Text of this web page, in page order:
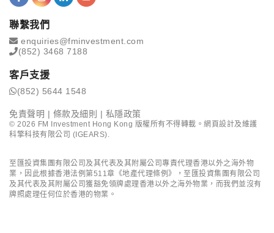
聯繫我們
enquiries@fminvestment.com
(852) 3468 7188
客戶支援
(852) 5644 1548
免責聲明 | 條款及細則 | 私隱政策
© 2026 FM Investment Hong Kong 版權所有不得轉載。網頁設計及維護
科擎科技有限公司 (IGEARS).
至匯投資集團有限公司及其代表及其附屬公司專責代理香港以外之海外物
業，因此根據香港法例第511章《地產代理條例》，至匯投資集團有限公司
及其代表及其附屬公司獲豁免領牌處理香港以外之海外物業，而我們並沒有
牌照處理任何位於香港的物業。